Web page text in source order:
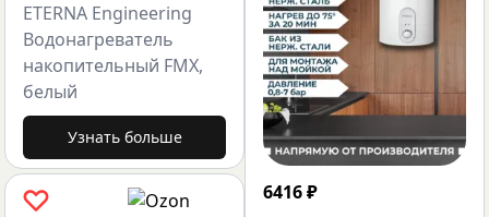
ETERNA Engineering
Водонагреватель
накопительный FMX,
белый
Узнать больше
6416₽